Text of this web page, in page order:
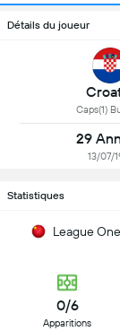
Détails du joueur
Caps(1)
29
13/07/
Statistiques
League One
0/6
Apparitions